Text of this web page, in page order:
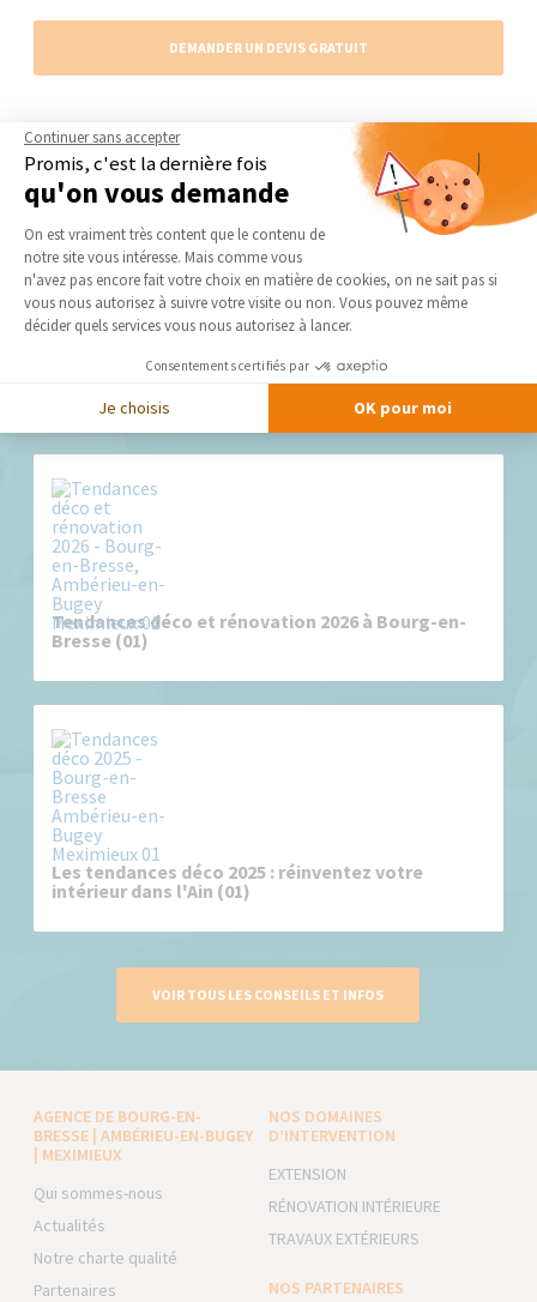
DEMANDER UN DEVIS GRATUIT
Les réalisations similaires
Décoration d'intérieur
Nos derniers conseils et actus
Tendances déco et rénovation 2026 à Bourg-en-
Bresse (01)
Les tendances déco 2025 : réinventez votre
intérieur dans l'Ain (01)
VOIR TOUS LES CONSEILS ET INFOS
AGENCE DE BOURG-EN-
BRESSE | AMBÉRIEU-EN-BUGEY
| MEXIMIEUX
Qui sommes-nous
Actualités
Notre charte qualité
Partenaires
NOS DOMAINES
D’INTERVENTION
EXTENSION
RÉNOVATION INTÉRIEURE
TRAVAUX EXTÉRIEURS
NOS PARTENAIRES
Continuer sans accepter
Promis, c'est la dernière fois
qu'on vous demande
Plateforme de Gestion du
On est vraiment très content que le contenu de
notre site vous intéresse. Mais comme vous
n'avez pas encore fait votre choix en matière de cookies, on ne sait pas si
vous nous autorisez à suivre votre visite ou non. Vous pouvez même
décider quels services vous nous autorisez à lancer.
Consentements certifiés par
Je choisis OK pour moi
Axeptio consent